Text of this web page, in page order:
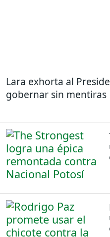
Lara exhorta al
gobernar sin mentiras